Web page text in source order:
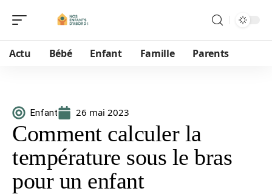
Actu Bébé Enfant Famille Parents
Enfant 26 mai 2023
Comment calculer la
température sous le bras
pour un enfant